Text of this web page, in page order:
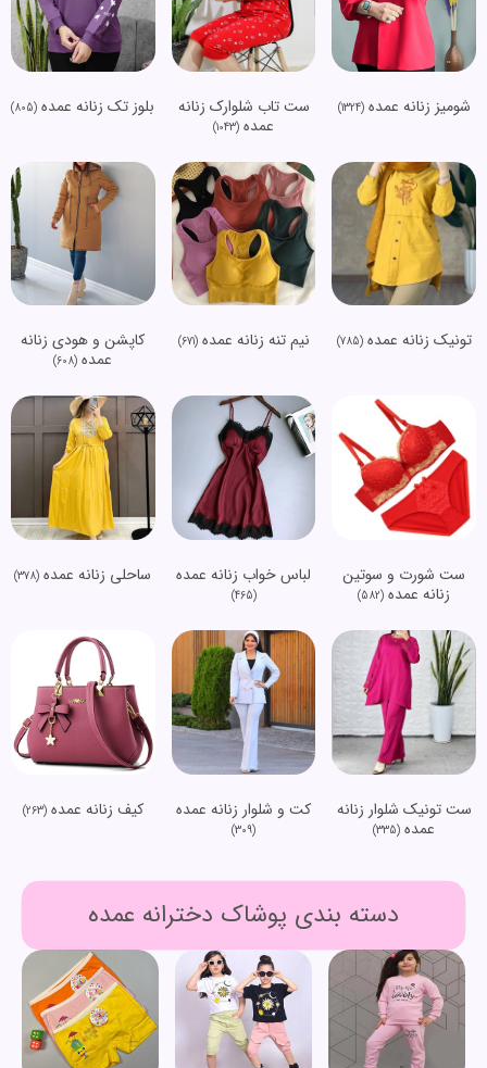
شومیز زنانه عمده(1324)
ست تاب شلوارک زنانه
عمده (1043)
بلوز تک زنانه عمده (805)
تونیک زنانه عمده(785) نیم تنه زنانه عمده(671)
کاپشن و هودی زنانه
عمده (608)
ست شورت و سوتین
زنانه عمده (582)
لباس خواب زنانه عمده
(465)
ساحلی زنانه عمده (378)
ست تونیک شلوار زنانه
عمده (335)
کت و شلوار زنانه عمده
(309)
کیف زنانه عمده(263)
دسته بندی پوشاک دخترانه عمده